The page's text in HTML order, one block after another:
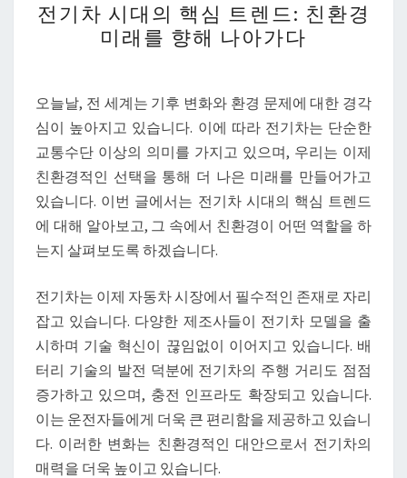
기
차
대
의
핵
심
트
렌
드:
환
경
미
래
를
향
해
나
전기차 시대의 핵심 트렌드: 친환경
미래를 향해 나아가다
오늘날, 전 세계는 기후 변화와 환경 문제에 대한 경각
심이 높아지고 있습니다. 이에 따라 전기차는 단순한
교통수단 이상의 의미를 가지고 있으며, 우리는 이제
친환경적인 선택을 통해 더 나은 미래를 만들어가고
있습니다. 이번 글에서는 전기차 시대의 핵심 트렌드
에 대해 알아보고, 그 속에서 친환경이 어떤 역할을 하
는지 살펴보도록 하겠습니다.
전기차는 이제 자동차 시장에서 필수적인 존재로 자리
잡고 있습니다. 다양한 제조사들이 전기차 모델을 출
시하며 기술 혁신이 끊임없이 이어지고 있습니다. 배
터리 기술의 발전 덕분에 전기차의 주행 거리도 점점
증가하고 있으며, 충전 인프라도 확장되고 있습니다.
이는 운전자들에게 더욱 큰 편리함을 제공하고 있습니
다. 이러한 변화는 친환경적인 대안으로서 전기차의
매력을 더욱 높이고 있습니다.